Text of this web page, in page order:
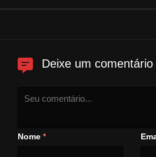
Deixe um comentário
Nome *